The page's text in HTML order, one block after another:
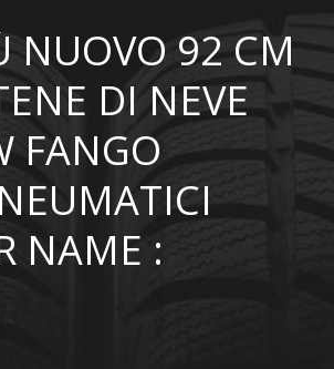
NUOVO 92 CM
DI NEVE
FANGO
NAME :